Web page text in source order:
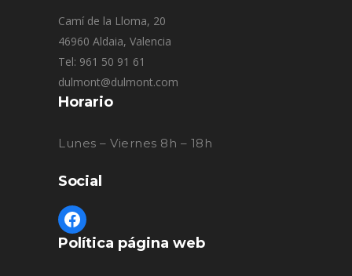
Camí de la Lloma, 20
46960 Aldaia, Valencia
Tel: 961 50 91 61
dulmont@dulmont.com
Horario
Lunes – Viernes 8h – 18h
Social
Política página web